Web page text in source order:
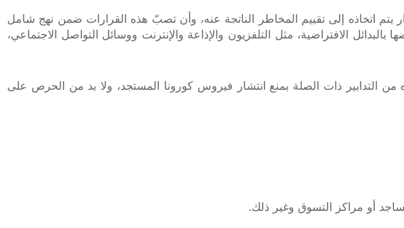
انتشار كوفيد-19، لذا توصي المنظمة بأن يستند أي قرار يتم اتخاذه إلى تقييم المخاطر الناتجة عنه، وأن تصبّ هذه القرارات ضمن نهج شامل
الافتراضية، مثل التلفزيون والإذاعة والإنترنت ووسائل التواصل الاجتماعي،
من التدابير ذات الصلة بمنع انتشار فيروس كورونا المستجد، ولا بد من الحرص على